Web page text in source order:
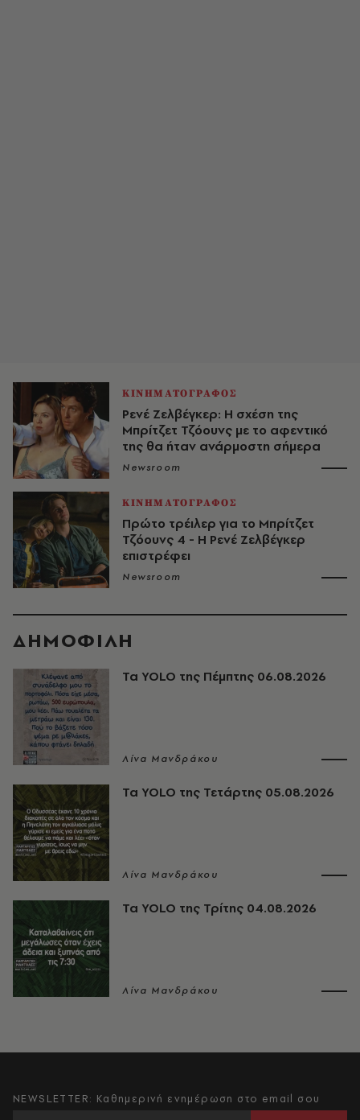
ΚΙΝΗΜΑΤΟΓΡΑΦΟΣ
Ρενέ Ζελβέγκερ: Η σχέση της
Μπρίτζετ Τζόουνς με το αφεντικό
της θα ήταν ανάρμοστη σήμερα
Newsroom
ΚΙΝΗΜΑΤΟΓΡΑΦΟΣ
Πρώτο τρέιλερ για το Μπρίτζετ
Τζόουνς 4 - Η Ρενέ Ζελβέγκερ
επιστρέφει
Newsroom
ΔΗΜΟΦΙΛΗ
Τα YOLO της Πέμπτης 06.08.2026
Λίνα Μανδράκου
Τα YOLO της Τετάρτης 05.08.2026
Λίνα Μανδράκου
Τα YOLO της Τρίτης 04.08.2026
Λίνα Μανδράκου
NEWSLETTER: Καθημερινή ενημέρωση στο email σου